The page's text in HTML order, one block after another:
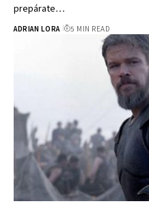
prepárate…
ADRIAN LORA 5 MIN READ